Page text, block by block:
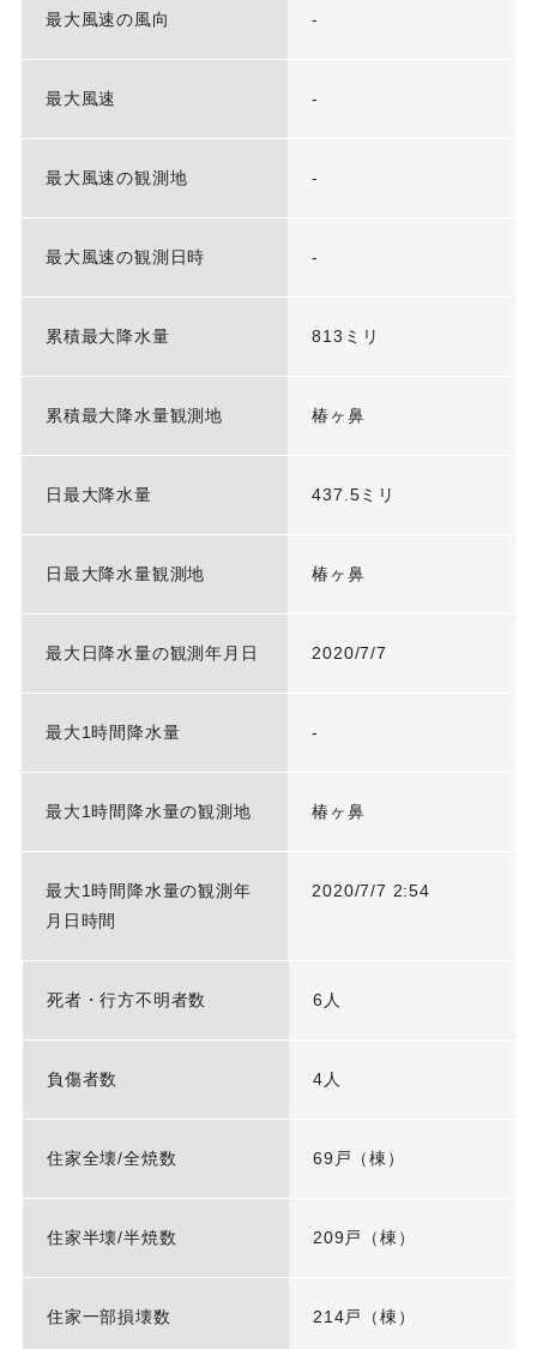
最大風速の風向 -
最大風速 -
最大風速の観測地 -
最大風速の観測日時 -
累積最大降水量 813ミリ
累積最大降水量観測地 椿ヶ鼻
日最大降水量 437.5ミリ
日最大降水量観測地 椿ヶ鼻
最大日降水量の観測年月日 2020/7/7
最大1時間降水量 -
最大1時間降水量の観測地 椿ヶ鼻
最大1時間降水量の観測年
月日時間
2020/7/7 2:54
死者・行方不明者数 6人
負傷者数 4人
住家全壊/全焼数 69戸（棟）
住家半壊/半焼数 209戸（棟）
住家一部損壊数 214戸（棟）